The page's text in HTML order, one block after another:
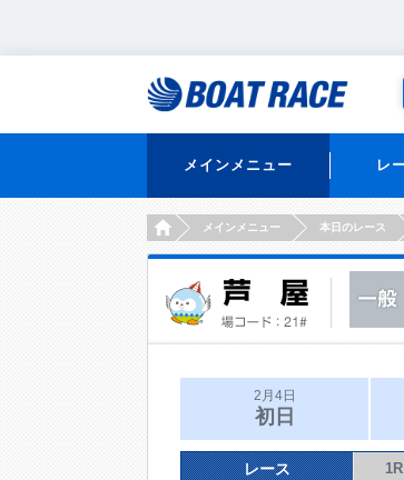
メインメニュー レ
HOMEメインメニュー 本日のレース
2月4日
初日
レース 1R